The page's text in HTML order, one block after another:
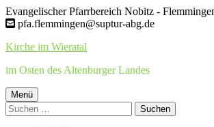
Springe
zum
Evangelischer Pfarrbereich Nobitz -
pfa.flemmingen@suptur-abg.de
Kirche im Wieratal
im Osten des Altenburger Landes
Primäres
Menü
Menü
Suchen
nach: